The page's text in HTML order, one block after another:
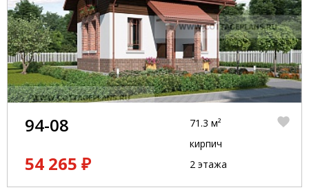
94-08
54 265 ₽
71.3 м²
кирпич
2 этажа